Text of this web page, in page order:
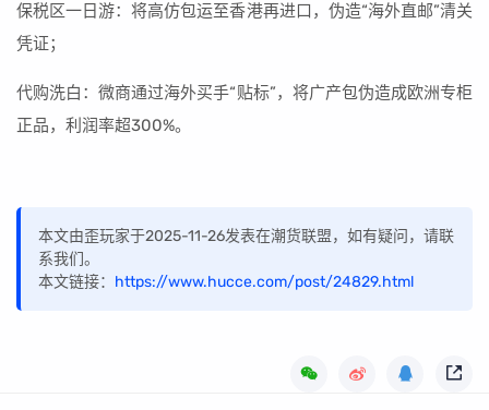
保税区一日游：将高仿包运至香港再进口，伪造“海外直邮”清关
凭证；
代购洗白：微商通过海外买手“贴标”，将广产包伪造成欧洲专柜
正品，利润率超300%。
本文由歪玩家于2025-11-26发表在潮货联盟，如有疑问，请联
系我们。
本文链接： https://www.hucce.com/post/24829.html